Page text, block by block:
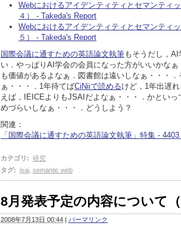
Webにおけるアイデンティティとセマンティ
４） - Takeda's Report
Webにおけるアイデンティティとセマンティ
５） - Takeda's Report
国際会議に通すための英語論文執筆もそうだし，
い．やっぱりAI学会の会員になった方がいいかな
も価値があるよなぁ．図書館は遠いしなぁ・・・
ぁ・・・．1年待てばCiNiiで読めるけど，1年出遅
えば，IEICEよりもJSAIだよなぁ・・・．かとい
めづらいしなぁ・・・．どうしよう？
関連：
「国際会議に通すための英語論文執筆」特集 -
カテゴリ : 研究
タグ: jsai, semantic web
8月発表予定の内容について（
2008年7月13日 00:44 | パーマリンク